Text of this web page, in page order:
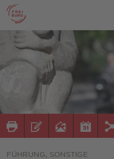
FÜHRUNG, SONSTIGE